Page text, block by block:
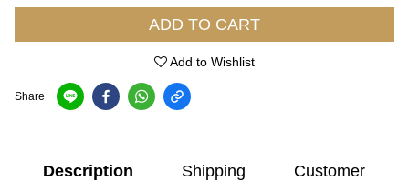
ADD TO CART
Add to Wishlist
Share
Description
Shipping
Customer